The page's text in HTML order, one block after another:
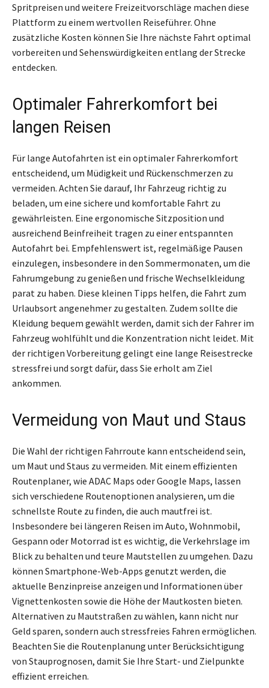
Spritpreisen und weitere Freizeitvorschläge machen diese
Plattform zu einem wertvollen Reiseführer. Ohne
zusätzliche Kosten können Sie Ihre nächste Fahrt optimal
vorbereiten und Sehenswürdigkeiten entlang der Strecke
entdecken.
Optimaler Fahrerkomfort bei
langen Reisen
Für lange Autofahrten ist ein optimaler Fahrerkomfort
entscheidend, um Müdigkeit und Rückenschmerzen zu
vermeiden. Achten Sie darauf, Ihr Fahrzeug richtig zu
beladen, um eine sichere und komfortable Fahrt zu
gewährleisten. Eine ergonomische Sitzposition und
ausreichend Beinfreiheit tragen zu einer entspannten
Autofahrt bei. Empfehlenswert ist, regelmäßige Pausen
einzulegen, insbesondere in den Sommermonaten, um die
Fahrumgebung zu genießen und frische Wechselkleidung
parat zu haben. Diese kleinen Tipps helfen, die Fahrt zum
Urlaubsort angenehmer zu gestalten. Zudem sollte die
Kleidung bequem gewählt werden, damit sich der Fahrer im
Fahrzeug wohlfühlt und die Konzentration nicht leidet. Mit
der richtigen Vorbereitung gelingt eine lange Reisestrecke
stressfrei und sorgt dafür, dass Sie erholt am Ziel
ankommen.
Vermeidung von Maut und Staus
Die Wahl der richtigen Fahrroute kann entscheidend sein,
um Maut und Staus zu vermeiden. Mit einem effizienten
Routenplaner, wie ADAC Maps oder Google Maps, lassen
sich verschiedene Routenoptionen analysieren, um die
schnellste Route zu finden, die auch mautfrei ist.
Insbesondere bei längeren Reisen im Auto, Wohnmobil,
Gespann oder Motorrad ist es wichtig, die Verkehrslage im
Blick zu behalten und teure Mautstellen zu umgehen. Dazu
können Smartphone-Web-Apps genutzt werden, die
aktuelle Benzinpreise anzeigen und Informationen über
Vignettenkosten sowie die Höhe der Mautkosten bieten.
Alternativen zu Mautstraßen zu wählen, kann nicht nur
Geld sparen, sondern auch stressfreies Fahren ermöglichen.
Beachten Sie die Routenplanung unter Berücksichtigung
von Stauprognosen, damit Sie Ihre Start- und Zielpunkte
effizient erreichen.